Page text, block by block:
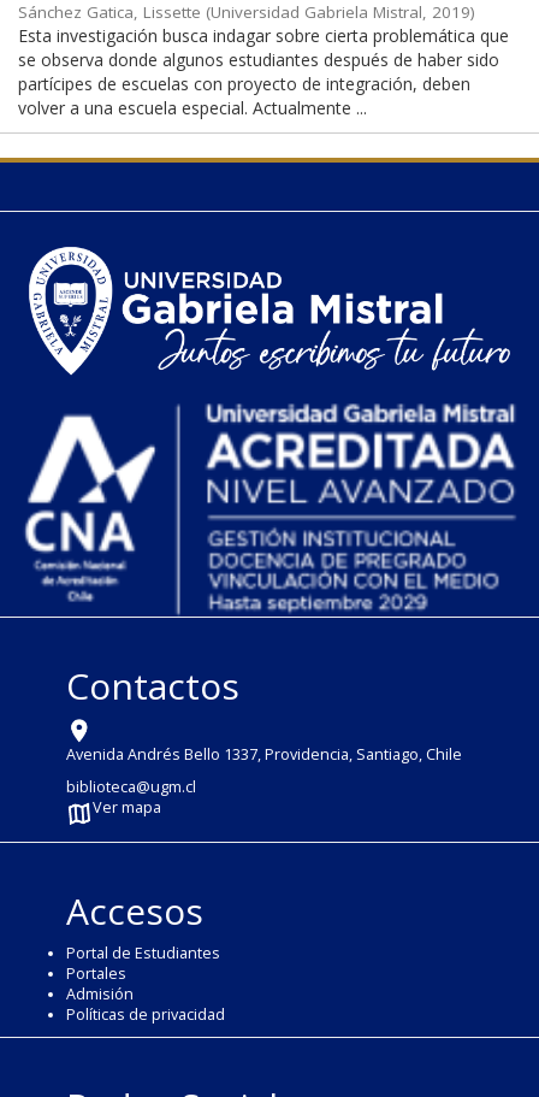
Sánchez Gatica, Lissette (Universidad Gabriela Mistral, 2019)
Esta investigación busca indagar sobre cierta problemática que
se observa donde algunos estudiantes después de haber sido
partícipes de escuelas con proyecto de integración, deben
volver a una escuela especial. Actualmente ...
Contactos
Avenida Andrés Bello 1337, Providencia, Santiago, Chile
biblioteca@ugm.cl
Ver mapa
Accesos
Portal de Estudiantes
Portales
Admisión
Políticas de privacidad